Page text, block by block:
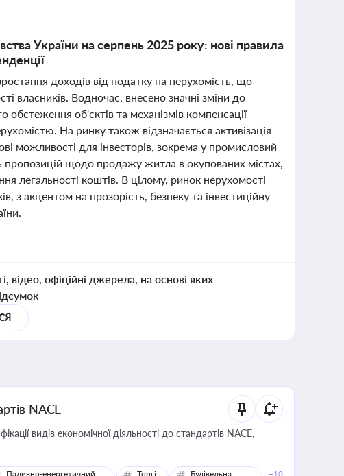
України на серпень 2025 року: нові правила
доходів від податку на нерухомість, що
власників. Водночас, внесено значні зміни до
об'єктів та механізмів компенсації
На ринку також відзначається активізація
можливості для інвесторів, зокрема у промисловий
пропозицій щодо продажу житла в окупованих містах,
легальності коштів. В цілому, ринок нерухомості
з акцентом на прозорість, безпеку та інвестиційну
відео, офіційні джерела, на основі яких
NACE
видів економічної діяльності до стандартів NACE,
Паливно-енергетичний
Торгівля
Будівельна
+10